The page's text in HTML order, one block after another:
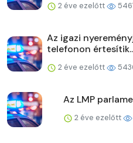
2 éve ezelőtt
Az igazi
telefonon
2 éve ezelőtt
Az LMP
2 éve ezelőtt